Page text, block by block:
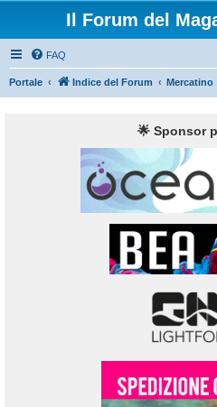
Il Forum del
FAQ
Portale Indice del Forum Mercatino
🌟 Sponsor